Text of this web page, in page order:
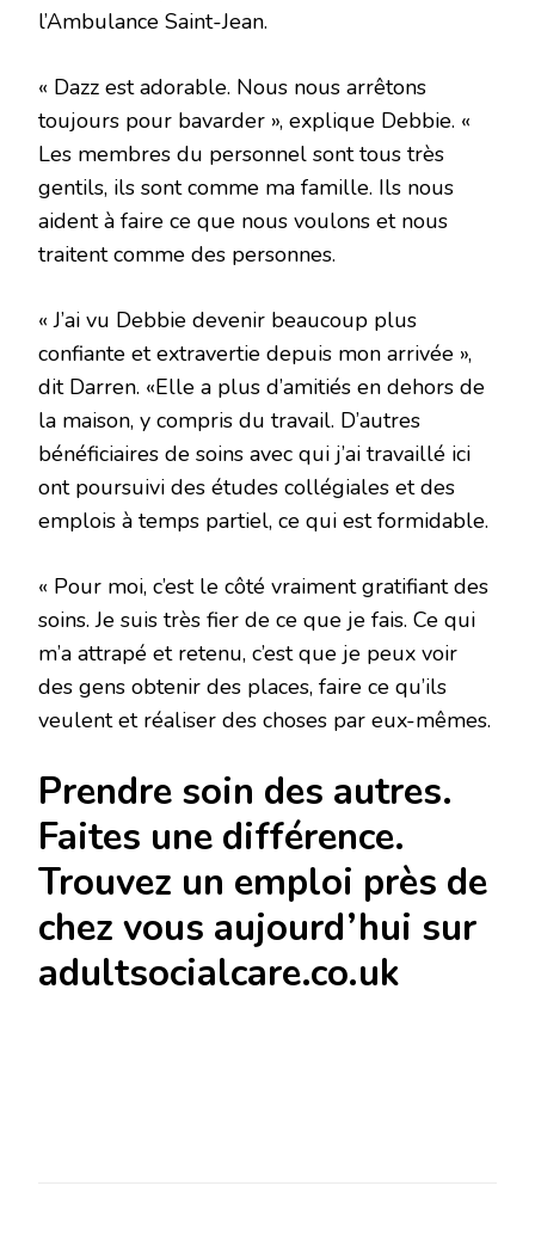
l’Ambulance Saint-Jean.
« Dazz est adorable. Nous nous arrêtons
toujours pour bavarder », explique Debbie. «
Les membres du personnel sont tous très
gentils, ils sont comme ma famille. Ils nous
aident à faire ce que nous voulons et nous
traitent comme des personnes.
« J’ai vu Debbie devenir beaucoup plus
confiante et extravertie depuis mon arrivée »,
dit Darren. «Elle a plus d’amitiés en dehors de
la maison, y compris du travail. D’autres
bénéficiaires de soins avec qui j’ai travaillé ici
ont poursuivi des études collégiales et des
emplois à temps partiel, ce qui est formidable.
« Pour moi, c’est le côté vraiment gratifiant des
soins. Je suis très fier de ce que je fais. Ce qui
m’a attrapé et retenu, c’est que je peux voir
des gens obtenir des places, faire ce qu’ils
veulent et réaliser des choses par eux-mêmes.
Prendre soin des autres.
Faites une différence.
Trouvez un emploi près de
chez vous aujourd’hui sur
adultsocialcare.co.uk